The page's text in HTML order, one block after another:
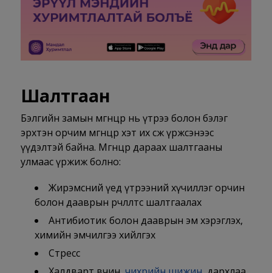
Шалтгаан
Бэлгийн замын мөөгөнцөр нь үтрээ болон бэлэг
эрхтэн орчим мөөгөнцөр хэт их өсөж үржсэнээс
үүдэлтэй байна. Мөөгөнцөр дараах шалтгааны
улмаас үржиж болно:
Жирэмсний үед үтрээний хүчиллэг орчин
болон дааврын өөрчлөлтөөс шалтгаалах
Антибиотик болон дааврын эм хэрэглэх,
химийн эмчилгээ хийлгэх
Стресс